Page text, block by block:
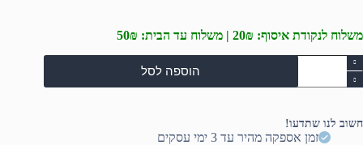
משלוח לנקודת איסוף: 20₪ | משלוח עד הבית: 50₪
כמות
של
בולם
הוספה לסל
חשוב לנו שתדעו!
זמן אספקה מהיר עד 3 ימי עסקים